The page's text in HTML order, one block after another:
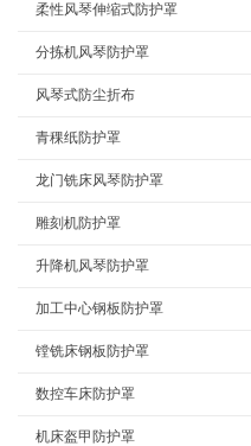
柔性风琴伸缩式防护罩
分拣机风琴防护罩
风琴式防尘折布
青稞纸防护罩
龙门铣床风琴防护罩
雕刻机防护罩
升降机风琴防护罩
加工中心钢板防护罩
镗铣床钢板防护罩
数控车床防护罩
机床盔甲防护罩